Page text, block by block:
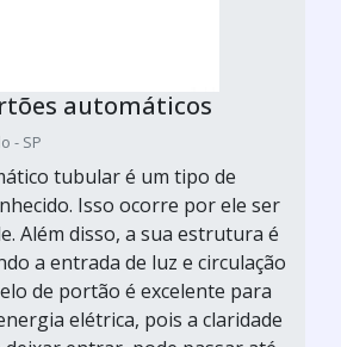
automáticos
- SP
tubular é um tipo de
Isso ocorre por ele ser
Além disso, a sua estrutura é
a entrada de luz e circulação
de portão é excelente para
elétrica, pois a claridade